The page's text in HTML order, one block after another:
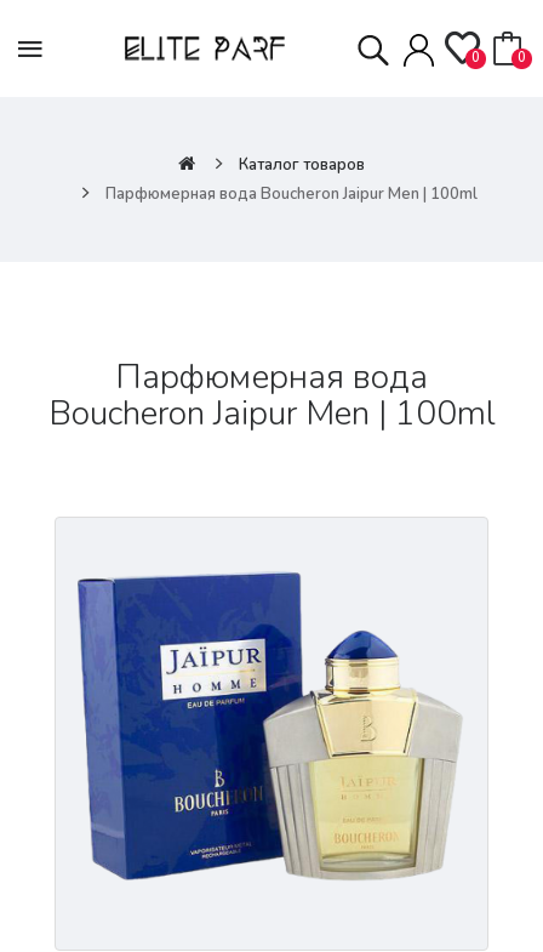
0 0
Каталог товаров
Парфюмерная вода Boucheron Jaipur Men | 100ml
Парфюмерная вода
Boucheron Jaipur Men | 100ml